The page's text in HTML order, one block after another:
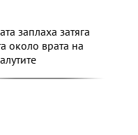
заплаха затяга
около врата на